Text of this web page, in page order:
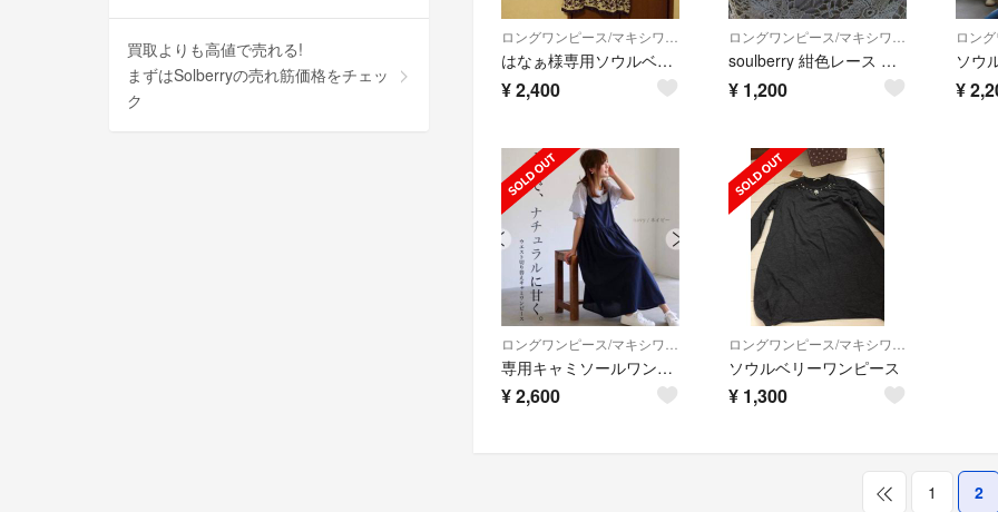
はなぁ様専用ソウルベリー花柄ワンピース
¥2,400
soulberry 紺色レース スエットワンピース
¥ 1,200
ソウ
¥
専用キャミソールワンピース ソウルベリー
¥2,600
ソウルベリーワンピース
¥ 1,300
1 2
買取よりも高値で売れる!
まずはSolberryの売れ筋価格をチェッ
ク